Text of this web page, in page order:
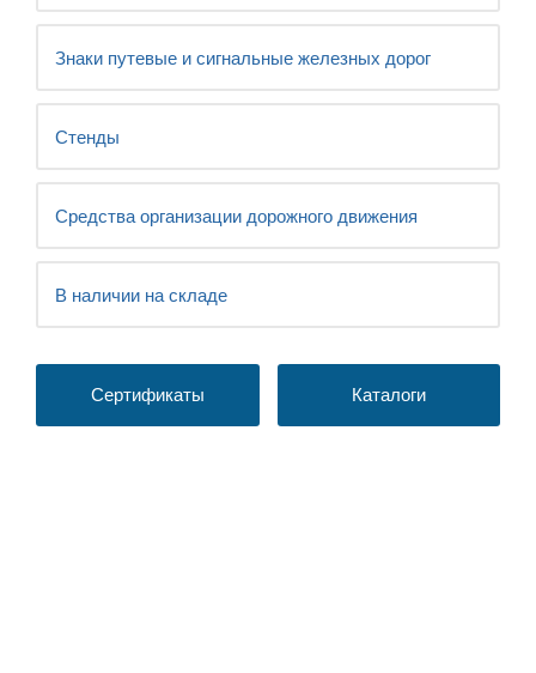
Знаки путевые и сигнальные железных дорог
Стенды
Средства организации дорожного движения
В наличии на складе
Сертификаты Каталоги